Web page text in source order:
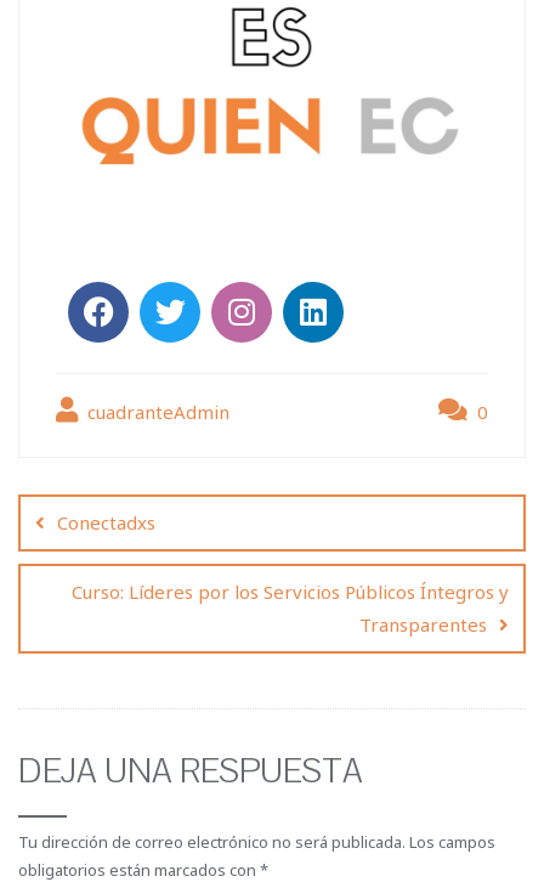
cuadranteAdmin 0
Conectadxs
Curso: Líderes por los Servicios Públicos Íntegros y
Transparentes
DEJA UNA RESPUESTA
Tu dirección de correo electrónico no será publicada. Los campos
obligatorios están marcados con *